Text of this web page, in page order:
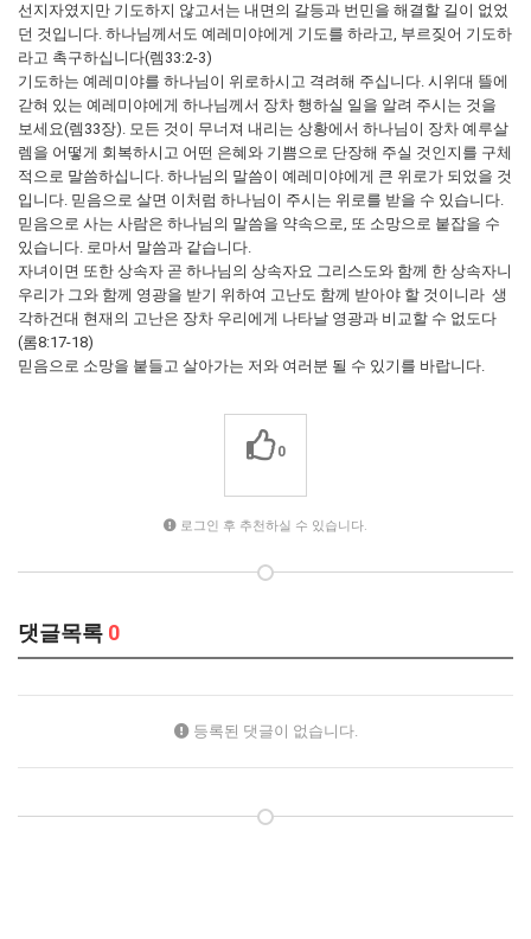
선지자였지만 기도하지 않고서는 내면의 갈등과 번민을 해결할 길이 없었
던 것입니다. 하나님께서도 예레미야에게 기도를 하라고, 부르짖어 기도하
라고 촉구하십니다(렘33:2-3)
기도하는 예레미야를 하나님이 위로하시고 격려해 주십니다. 시위대 뜰에
갇혀 있는 예레미야에게 하나님께서 장차 행하실 일을 알려 주시는 것을
보세요(렘33장). 모든 것이 무너져 내리는 상황에서 하나님이 장차 예루살
렘을 어떻게 회복하시고 어떤 은혜와 기쁨으로 단장해 주실 것인지를 구체
적으로 말씀하십니다. 하나님의 말씀이 예레미야에게 큰 위로가 되었을 것
입니다. 믿음으로 살면 이처럼 하나님이 주시는 위로를 받을 수 있습니다.
믿음으로 사는 사람은 하나님의 말씀을 약속으로, 또 소망으로 붙잡을 수
있습니다. 로마서 말씀과 같습니다.
자녀이면 또한 상속자 곧 하나님의 상속자요 그리스도와 함께 한 상속자니
우리가 그와 함께 영광을 받기 위하여 고난도 함께 받아야 할 것이니라 생
각하건대 현재의 고난은 장차 우리에게 나타날 영광과 비교할 수 없도다
(롬8:17-18)
믿음으로 소망을 붙들고 살아가는 저와 여러분 될 수 있기를 바랍니다.
0
로그인 후 추천하실 수 있습니다.
댓글목록 0
등록된 댓글이 없습니다.